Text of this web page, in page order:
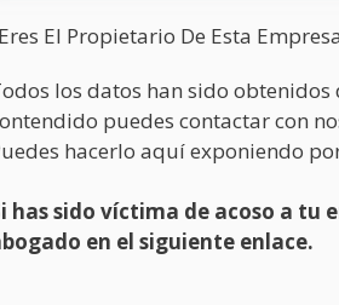
El Propietario De Esta
los datos han sido
puedes contactar con
hacerlo aquí exponiendo
has sido víctima de acoso a tu
en el siguiente enlace.